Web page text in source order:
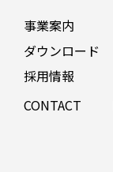
事業案内
ダウンロード
採用情報
CONTACT